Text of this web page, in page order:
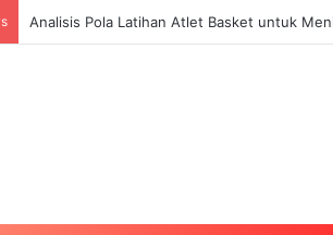
Analisis Pola Latihan Atlet Basket untuk